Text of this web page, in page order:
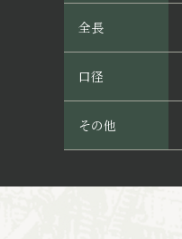
全長
口径
その他